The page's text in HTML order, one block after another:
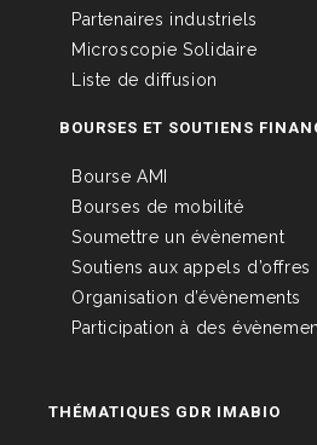
Partenaires industriels
Microscopie Solidaire
Liste de diffusion
BOURSES ET SOUTIENS
Bourse AMI
Bourses de mobilité
Soumettre un évènement
Soutiens aux appels d’offres
Organisation d’évènements
Participation à des
THÉMATIQUES GDR IMABIO